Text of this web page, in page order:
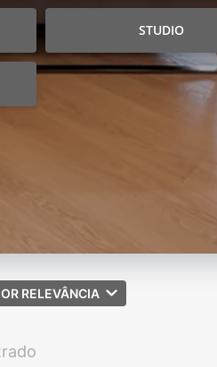
STUDIO
RELEVÂNCIA